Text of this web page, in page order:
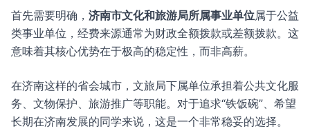
首先需要明确， 济南市文化和旅游局所属事业单位属于公益
类事业单位，经费来源通常为财政全额拨款或差额拨款。这
意味着其核心优势在于极高的稳定性，而非高薪。
在济南这样的省会城市，文旅局下属单位承担着公共文化服
务、文物保护、旅游推广等职能。对于追求“铁饭碗”、希望
长期在济南发展的同学来说，这是一个非常稳妥的选择。